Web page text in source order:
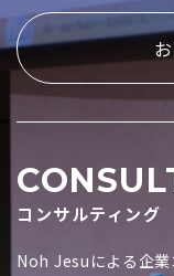
コンサルティング
Noh Jesuによる企業